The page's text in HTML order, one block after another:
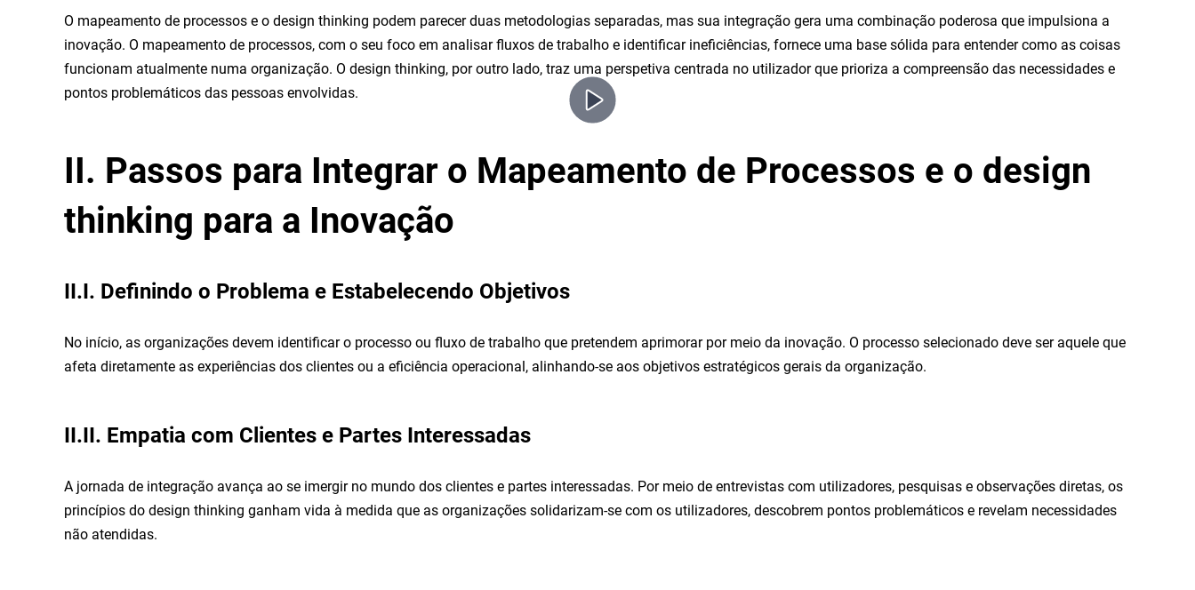
O mapeamento de processos e o design thinking podem parecer duas metodologias separadas, mas sua integração gera uma combinação poderosa que impulsiona a
inovação. O mapeamento de processos, com o seu foco em analisar fluxos de trabalho e identificar ineficiências, fornece uma base sólida para entender como as coisas
funcionam atualmente numa organização. O design thinking, por outro lado, traz uma perspetiva centrada no utilizador que prioriza a compreensão das necessidades e
pontos problemáticos das pessoas envolvidas.
II. Passos para Integrar o Mapeamento de Processos e o design
thinking para a Inovação
II.I. Definindo o Problema e Estabelecendo Objetivos
No início, as organizações devem identificar o processo ou fluxo de trabalho que pretendem aprimorar por meio da inovação. O processo selecionado deve ser aquele que
afeta diretamente as experiências dos clientes ou a eficiência operacional, alinhando-se aos objetivos estratégicos gerais da organização.
II.II. Empatia com Clientes e Partes Interessadas
A jornada de integração avança ao se imergir no mundo dos clientes e partes interessadas. Por meio de entrevistas com utilizadores, pesquisas e observações diretas, os
princípios do design thinking ganham vida à medida que as organizações solidarizam-se com os utilizadores, descobrem pontos problemáticos e revelam necessidades
não atendidas.